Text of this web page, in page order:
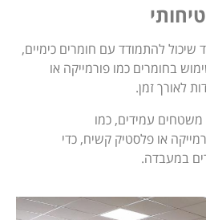
להתמודד עם חומרים כימיים,
בחומרים כמו פורמייקה או
לאורך זמן.
עמידים, כמו
או פלסטיק קשיח, כדי
במעבדה.